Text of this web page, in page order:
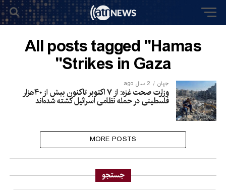
All posts tagged "Hamas
Strikes in Gaza"
جهان 2 سال ago
وزارت صحت غزه: از ۷ اکتوبر تاکنون بیش از ۴۰هزار
فلسطینی در حمله نظامی اسرائیل کشته شده‌اند
MORE POSTS
جستجو